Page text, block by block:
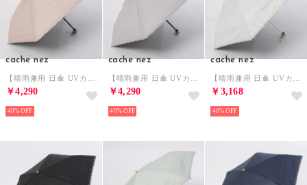
cache nez
￥4,290
40%
cache nez
￥4,290
40%
cache nez
￥3,168
40%